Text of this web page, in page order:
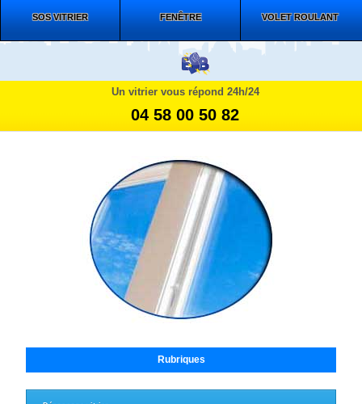
SOS VITRIER FENÊTRE VOLET ROULANT
Un vitrier vous répond 24h/24
04 58 00 50 82
Rubriques